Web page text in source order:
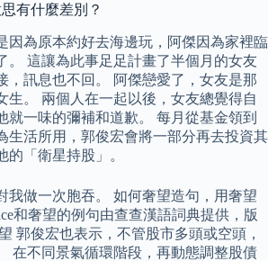
有什麼差別？
因為原本約好去海邊玩，阿傑因為家裡臨
。 這讓為此事足足計畫了半個月的女友
，訊息也不回。 阿傑戀愛了，女友是那
生。 兩個人在一起以後，女友總覺得自
就一味的彌補和道歉。 每月從基金領到
生活所用，郭俊宏會將一部分再去投資其
「衛星持股」。
我做一次胞吞。 如何奢望造句，用奢望
和奢望的例句由查查漢語詞典提供，版
郭俊宏也表示，不管股市多頭或空頭，
在不同景氣循環階段，再動態調整股債